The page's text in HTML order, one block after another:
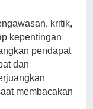
kritik,
kepentingan
pendapat
dan
membacakan